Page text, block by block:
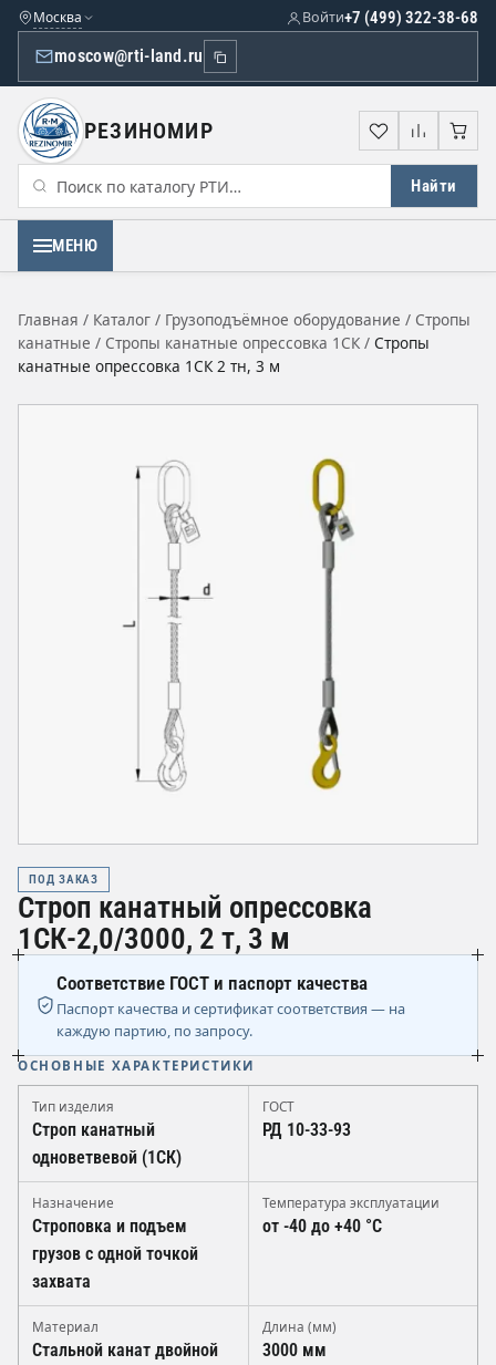
Москва
moscow@rti-land.ru
+7 (499) 322-38-68
Войти
РЕЗИНОМИР
Найти
Избранное
МЕНЮ
Главная / Каталог / Грузоподъёмное оборудование / Стропы
канатные / Стропы канатные опрессовка 1СК / Стропы
канатные опрессовка 1СК 2 тн, 3 м
ПОД ЗАКАЗ
Строп канатный опрессовка
1СК-2,0/3000, 2 т, 3 м
Соответствие ГОСТ и паспорт качества
Паспорт качества и сертификат соответствия — на
каждую партию, по запросу.
ОСНОВНЫЕ ХАРАКТЕРИСТИКИ
Тип изделия
Строп канатный
одноветвевой (1СК)
ГОСТ
РД 10-33-93
Назначение
Строповка и подъем
грузов с одной точкой
захвата
Температура эксплуатации
от -40 до +40 °C
Материал
Стальной канат двойной
Длина (мм)
3000 мм